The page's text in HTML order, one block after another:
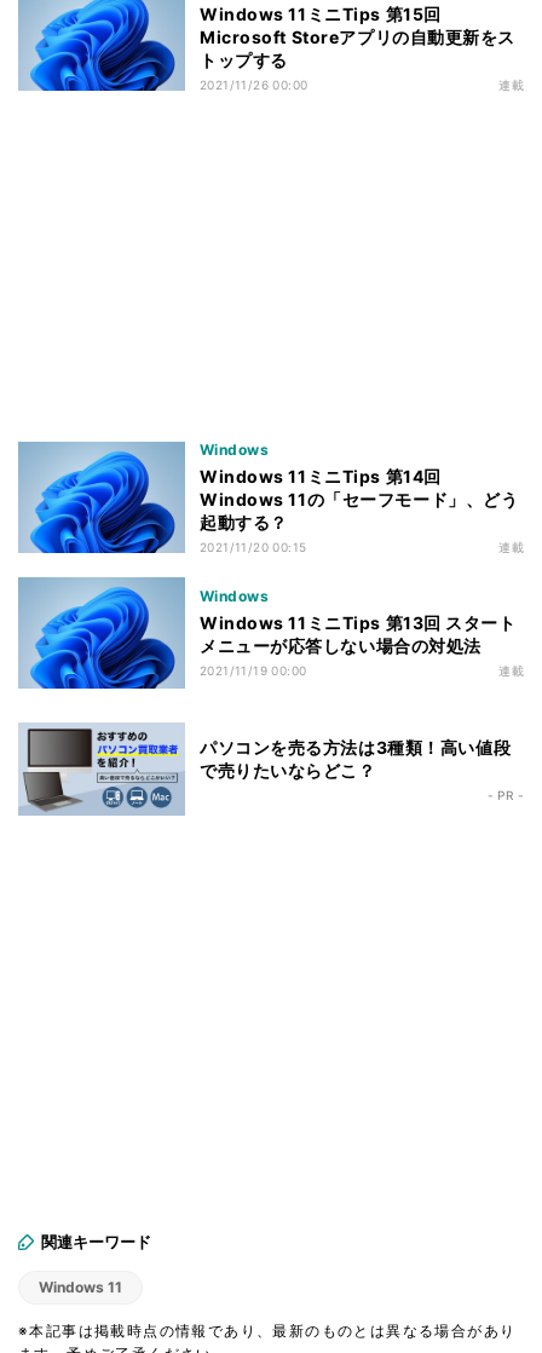
Windows 11ミニTips 第15回
Microsoft Storeアプリの自動更新をス
トップする
2021/11/26 00:00 連載
Windows
Windows 11ミニTips 第14回
Windows 11の「セーフモード」、どう
起動する？
2021/11/20 00:15 連載
Windows
Windows 11ミニTips 第13回 スタート
メニューが応答しない場合の対処法
2021/11/19 00:00 連載
パソコンを売る方法は3種類！高い値段
で売りたいならどこ？
- PR -
関連キーワード
Windows 11
※本記事は掲載時点の情報であり、最新のものとは異なる場合があり